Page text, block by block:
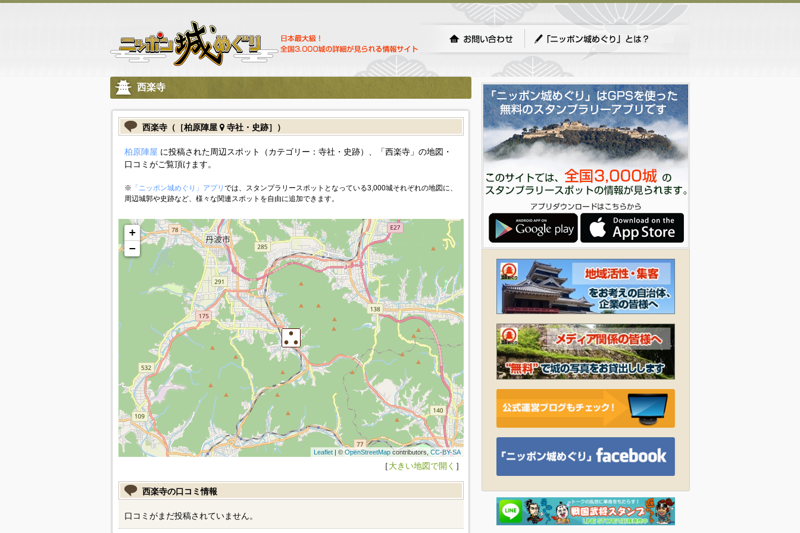
西楽寺
西楽寺（［柏原陣屋 寺社・史跡］）
柏原陣屋 に投稿された周辺スポット（カテゴリー：寺社・史跡）、「西楽寺」の地図・
口コミがご覧頂けます。
※ 「ニッポン城めぐり」アプリ では、スタンプラリースポットとなっている3,000城それぞれの地図に、
周辺城郭や史跡など、様々な関連スポットを自由に追加できます。
+
−
Leaflet| © OpenStreetMapcontributors, CC-BY-SA
［大きい地図で開く ］
西楽寺の口コミ情報
口コミがまだ投稿されていません。